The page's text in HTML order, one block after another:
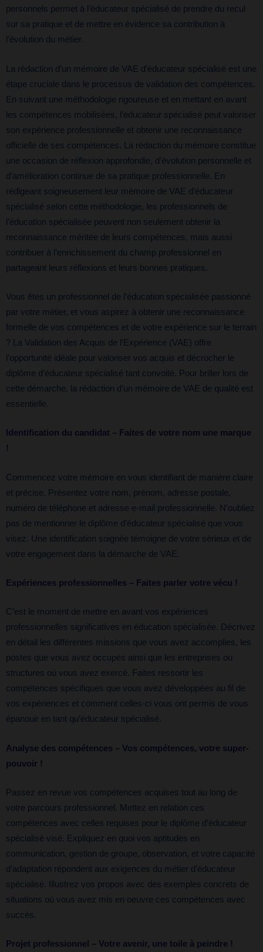
personnels permet à l’éducateur spécialisé de prendre du recul
sur sa pratique et de mettre en évidence sa contribution à
l’évolution du métier.
La rédaction d’un mémoire de VAE d’éducateur spécialisé est une
étape cruciale dans le processus de validation des compétences.
En suivant une méthodologie rigoureuse et en mettant en avant
les compétences mobilisées, l’éducateur spécialisé peut valoriser
son expérience professionnelle et obtenir une reconnaissance
officielle de ses compétences. La rédaction du mémoire constitue
une occasion de réflexion approfondie, d’évolution personnelle et
d’amélioration continue de sa pratique professionnelle. En
rédigeant soigneusement leur mémoire de VAE d’éducateur
spécialisé selon cette méthodologie, les professionnels de
l’éducation spécialisée peuvent non seulement obtenir la
reconnaissance méritée de leurs compétences, mais aussi
contribuer à l’enrichissement du champ professionnel en
partageant leurs réflexions et leurs bonnes pratiques.
Vous êtes un professionnel de l’éducation spécialisée passionné
par votre métier, et vous aspirez à obtenir une reconnaissance
formelle de vos compétences et de votre expérience sur le terrain
? La Validation des Acquis de l’Expérience (VAE) offre
l’opportunité idéale pour valoriser vos acquis et décrocher le
diplôme d’éducateur spécialisé tant convoité. Pour briller lors de
cette démarche, la rédaction d’un mémoire de VAE de qualité est
essentielle.
Identification du candidat – Faites de votre nom une marque
!
Commencez votre mémoire en vous identifiant de manière claire
et précise. Présentez votre nom, prénom, adresse postale,
numéro de téléphone et adresse e-mail professionnelle. N’oubliez
pas de mentionner le diplôme d’éducateur spécialisé que vous
visez. Une identification soignée témoigne de votre sérieux et de
votre engagement dans la démarche de VAE.
Expériences professionnelles – Faites parler votre vécu !
C’est le moment de mettre en avant vos expériences
professionnelles significatives en éducation spécialisée. Décrivez
en détail les différentes missions que vous avez accomplies, les
postes que vous avez occupés ainsi que les entreprises ou
structures où vous avez exercé. Faites ressortir les
compétences spécifiques que vous avez développées au fil de
vos expériences et comment celles-ci vous ont permis de vous
épanouir en tant qu’éducateur spécialisé.
Analyse des compétences – Vos compétences, votre super-
pouvoir !
Passez en revue vos compétences acquises tout au long de
votre parcours professionnel. Mettez en relation ces
compétences avec celles requises pour le diplôme d’éducateur
spécialisé visé. Expliquez en quoi vos aptitudes en
communication, gestion de groupe, observation, et votre capacité
d’adaptation répondent aux exigences du métier d’éducateur
spécialisé. Illustrez vos propos avec des exemples concrets de
situations où vous avez mis en oeuvre ces compétences avec
succès.
Projet professionnel – Votre avenir, une toile à peindre !